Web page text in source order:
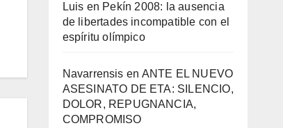
Luis en Pekí­n 2008: la ausencia
de libertades incompatible con el
espí­ritu olí­mpico
Navarrensis en ANTE EL NUEVO
ASESINATO DE ETA: SILENCIO,
DOLOR, REPUGNANCIA,
COMPROMISO